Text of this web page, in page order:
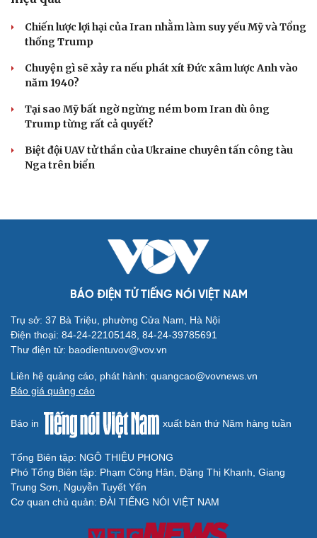
Chiến lược lợi hại của Iran nhằm làm suy yếu Mỹ và Tổng
thống Trump
Chuyện gì sẽ xảy ra nếu phát xít Đức xâm lược Anh vào
năm 1940?
Tại sao Mỹ bất ngờ ngừng ném bom Iran dù ông
Trump từng rất cả quyết?
Biệt đội UAV tử thần của Ukraine chuyên tấn công tàu
Nga trên biển
BÁO ĐIỆN TỬ TIẾNG NÓI VIỆT NAM
Trụ sở: 37 Bà Triệu, phường Cửa Nam, Hà Nội
Điện thoại: 84-24-22105148, 84-24-39785691
Thư điện tử: baodientuvov@vov.vn
Liên hệ quảng cáo, phát hành: quangcao@vovnews.vn
Báo giá quảng cáo
Báo in xuất bản thứ Năm hàng tuần
Tổng Biên tập: NGÔ THIỆU PHONG
Phó Tổng Biên tập: Phạm Công Hân, Đặng Thị Khanh, Giang
Trung Sơn, Nguyễn Tuyết Yến
Cơ quan chủ quản: ĐÀI TIẾNG NÓI VIỆT NAM